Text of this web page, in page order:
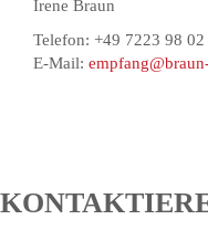
Irene Braun
Telefon: +49 7223 98 02
E-Mail: